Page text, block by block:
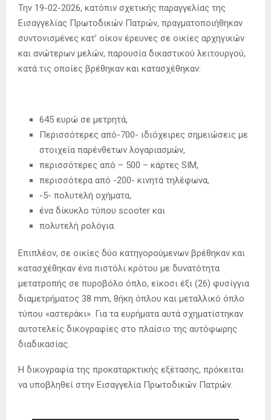
Την 19-02-2026, κατόπιν σχετικής παραγγελίας της
Εισαγγελίας Πρωτοδικών Πατρών, πραγματοποιήθηκαν
συντονισμένες κατ’ οίκον έρευνες σε οικίες αρχηγικών
και ανώτερων μελών, παρουσία δικαστικού λειτουργού,
κατά τις οποίες βρέθηκαν και κατασχέθηκαν:
645 ευρώ σε μετρητά,
Περισσότερες από-700- ιδιόχειρες σημειώσεις με
στοιχεία παρένθετων λογαριασμών,
περισσότερες από – 500 – κάρτες SIM,
περισσότερα από -200- κινητά τηλέφωνα,
-5- πολυτελή οχήματα,
ένα δίκυκλο τύπου scooter και
πολυτελή ρολόγια.
Επιπλέον, σε οικίες δύο κατηγορούμενων βρέθηκαν και
κατασχέθηκαν ένα πιστόλι κρότου με δυνατότητα
μετατροπής σε πυροβόλο όπλο, είκοσι έξι (26) φυσίγγια
διαμετρήματος 38 mm, θήκη όπλου και μεταλλικό όπλο
τύπου «αστεράκι». Για τα ευρήματα αυτά σχηματίστηκαν
αυτοτελείς δικογραφίες στο πλαίσιο της αυτόφωρης
διαδικασίας.
Η δικογραφία της προκαταρκτικής εξέτασης, πρόκειται
να υποβληθεί στην Εισαγγελία Πρωτοδικών Πατρών.